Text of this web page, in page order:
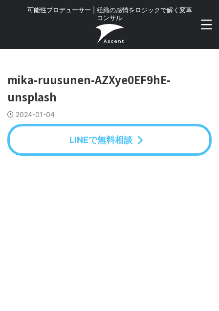
可能性プロデューサー | 組織の感情をロジックで解く変革
コンサル
mika-ruusunen-AZXye0EF9hE-
unsplash
2024-01-04
LINEで無料相談